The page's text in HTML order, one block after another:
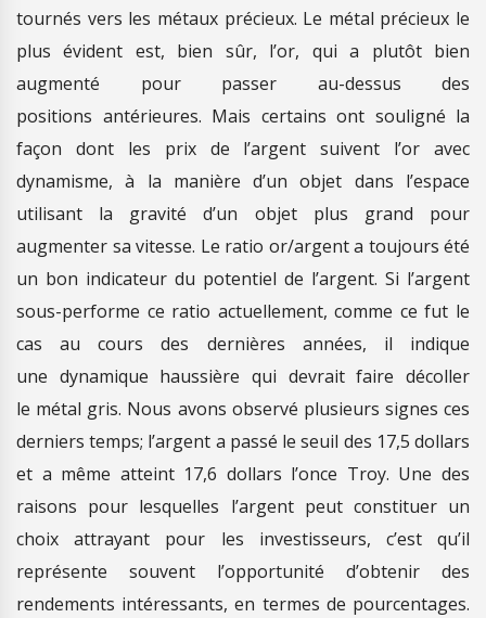
tournés vers les métaux précieux. Le métal précieux le
plus évident est, bien sûr, l’or, qui a plutôt bien
augmenté pour passer au-dessus des
positions antérieures. Mais certains ont souligné la
façon dont les prix de l’argent suivent l’or avec
dynamisme, à la manière d’un objet dans l’espace
utilisant la gravité d’un objet plus grand pour
augmenter sa vitesse. Le ratio or/argent a toujours été
un bon indicateur du potentiel de l’argent. Si l’argent
sous-performe ce ratio actuellement, comme ce fut le
cas au cours des dernières années, il indique
une dynamique haussière qui devrait faire décoller
le métal gris. Nous avons observé plusieurs signes ces
derniers temps; l’argent a passé le seuil des 17,5 dollars
et a même atteint 17,6 dollars l’once Troy. Une des
raisons pour lesquelles l’argent peut constituer un
choix attrayant pour les investisseurs, c’est qu’il
représente souvent l’opportunité d’obtenir des
rendements intéressants, en termes de pourcentages.